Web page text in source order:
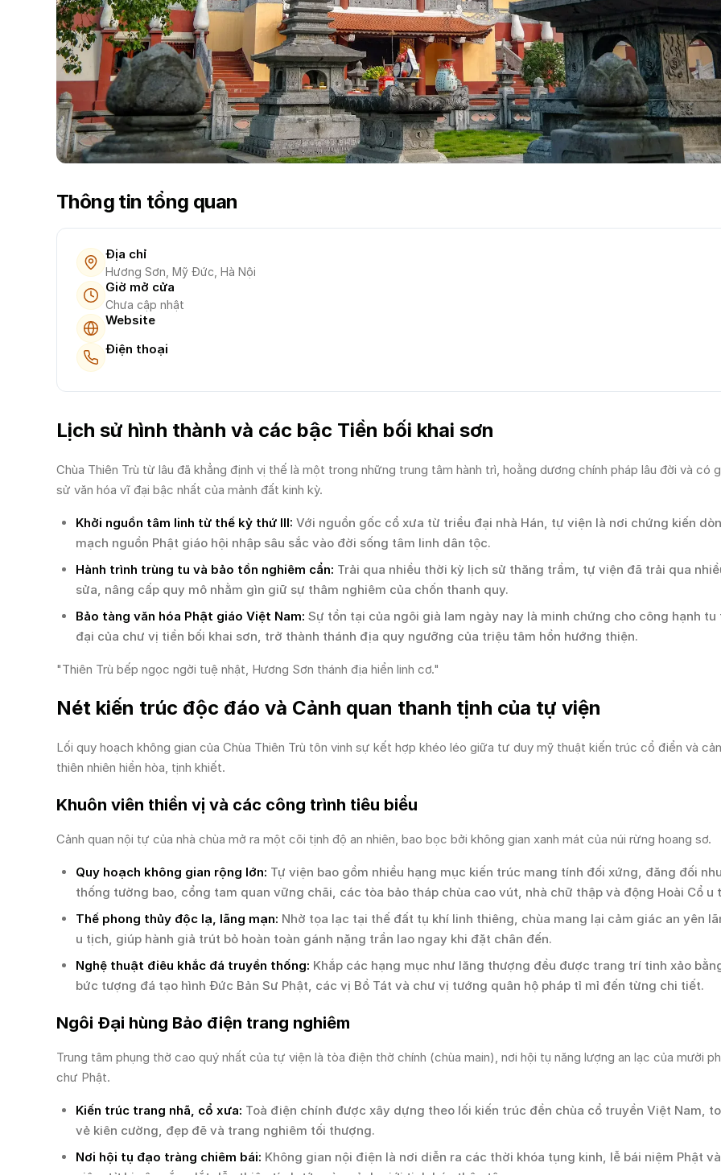
Thông tin tổng quan
Địa chỉ
Hương Sơn, Mỹ Đức, Hà Nội
Giờ mở cửa
Chưa cập nhật
Website
Điện thoại
Lịch sử hình thành và các bậc Tiền bối khai sơn
Chùa Thiên Trù từ lâu đã khẳng định vị thế là một trong những trung tâm hành trì, hoằng dương chính pháp lâu đời và có
sử văn hóa vĩ đại bậc nhất của mảnh đất kinh kỳ.
Khởi nguồn tâm linh từ thế kỷ thứ III: Với nguồn gốc cổ xưa từ triều đại nhà Hán, tự viện là nơi chứng kiến
mạch nguồn Phật giáo hội nhập sâu sắc vào đời sống tâm linh dân tộc.
Hành trình trùng tu và bảo tồn nghiêm cẩn: Trải qua nhiều thời kỳ lịch sử thăng trầm, tự viện đã trải qua
sửa, nâng cấp quy mô nhằm gìn giữ sự thâm nghiêm của chốn thanh quy.
Bảo tàng văn hóa Phật giáo Việt Nam: Sự tồn tại của ngôi già lam ngày nay là minh chứng cho công hạnh tu
đại của chư vị tiền bối khai sơn, trở thành thánh địa quy ngưỡng của triệu tâm hồn hướng thiện.
"Thiên Trù bếp ngọc ngời tuệ nhật, Hương Sơn thánh địa hiển linh cơ."
Nét kiến trúc độc đáo và Cảnh quan thanh tịnh của tự viện
Lối quy hoạch không gian của Chùa Thiên Trù tôn vinh sự kết hợp khéo léo giữa tư duy mỹ thuật kiến trúc cổ điển và
thiên nhiên hiền hòa, tịnh khiết.
Khuôn viên thiền vị và các công trình tiêu biểu
Cảnh quan nội tự của nhà chùa mở ra một cõi tịnh độ an nhiên, bao bọc bởi không gian xanh mát của núi rừng hoang sơ.
Quy hoạch không gian rộng lớn: Tự viện bao gồm nhiều hạng mục kiến trúc mang tính đối xứng, đăng đối
thống tường bao, cổng tam quan vững chãi, các tòa bảo tháp chùa cao vút, nhà chữ thập và động Hoài Cổ u
Thế phong thủy độc lạ, lãng mạn: Nhờ tọa lạc tại thế đất tụ khí linh thiêng, chùa mang lại cảm giác an yên
u tịch, giúp hành giả trút bỏ hoàn toàn gánh nặng trần lao ngay khi đặt chân đến.
Nghệ thuật điêu khắc đá truyền thống: Khắp các hạng mục như lăng thượng đều được trang trí tinh xảo
bức tượng đá tạo hình Đức Bản Sư Phật, các vị Bồ Tát và chư vị tướng quân hộ pháp tỉ mỉ đến từng chi tiết.
Ngôi Đại hùng Bảo điện trang nghiêm
Trung tâm phụng thờ cao quý nhất của tự viện là tòa điện thờ chính (chùa main), nơi hội tụ năng lượng an lạc của mười
chư Phật.
Kiến trúc trang nhã, cổ xưa: Toà điện chính được xây dựng theo lối kiến trúc đền chùa cổ truyền Việt Nam,
vẻ kiên cường, đẹp đẽ và trang nghiêm tối thượng.
Nơi hội tụ đạo tràng chiêm bái: Không gian nội điện là nơi diễn ra các thời khóa tụng kinh, lễ bái niệm Phật